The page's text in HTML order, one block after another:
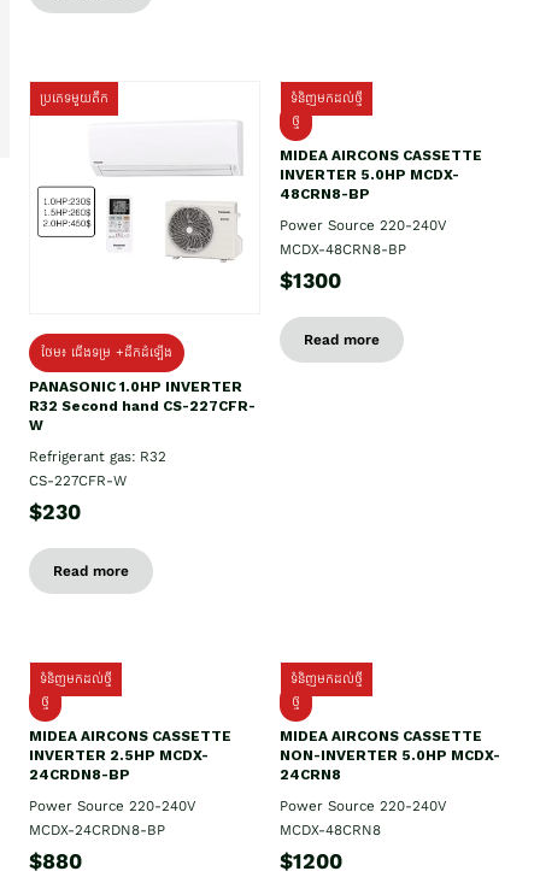
ប្រភេទមួយតឹក
ថែម៖ ជើងទម្រ +ដឹកដំឡើង
PANASONIC 1.0HP INVERTER
R32 Second hand CS-227CFR-
W
Refrigerant gas: R32
CS-227CFR-W
$230
Read more
ទំនិញមកដល់ថ្មី
ថ្មី
MIDEA AIRCONS CASSETTE
INVERTER 5.0HP MCDX-
48CRN8-BP
Power Source 220-240V
MCDX-48CRN8-BP
$1300
Read more
ទំនិញមកដល់ថ្មី
ថ្មី
MIDEA AIRCONS CASSETTE
INVERTER 2.5HP MCDX-
24CRDN8-BP
Power Source 220-240V
MCDX-24CRDN8-BP
$880
ទំនិញមកដល់ថ្មី
ថ្មី
MIDEA AIRCONS CASSETTE
NON-INVERTER 5.0HP MCDX-
24CRN8
Power Source 220-240V
MCDX-48CRN8
$1200